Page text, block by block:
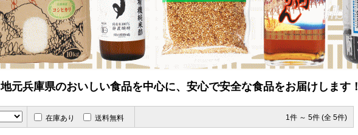
地元兵庫県のおいしい食品を中心に、安心で安全な食品をお届けします！
在庫あり 送料無料 1件 ～ 5件 (全 5件)